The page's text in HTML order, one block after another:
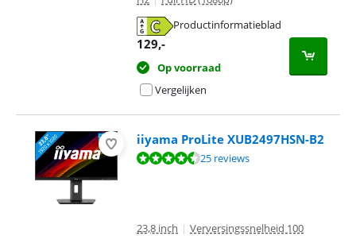
Productinformatieblad
129,-
Op voorraad
Vergelijken
iiyama ProLite XUB2497HSN-B2
Beoordeling is 8,8 van de 10, gebaseerd op 25 reviews.
25 reviews
23,8 inch | Verversingssnelheid 100